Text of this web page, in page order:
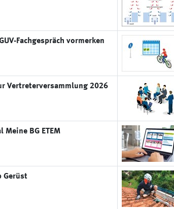
Fachgespräch vormerken
Vertreterversammlung 2026
Meine BG ETEM
Gerüst